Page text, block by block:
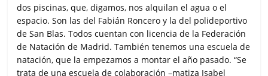
dos piscinas, que, digamos, nos alquilan el agua o el
espacio. Son las del Fabián Roncero y la del polideportivo
de San Blas. Todos cuentan con licencia de la Federación
de Natación de Madrid. También tenemos una escuela de
natación, que la empezamos a montar el año pasado. “Se
trata de una escuela de colaboración –matiza Isabel